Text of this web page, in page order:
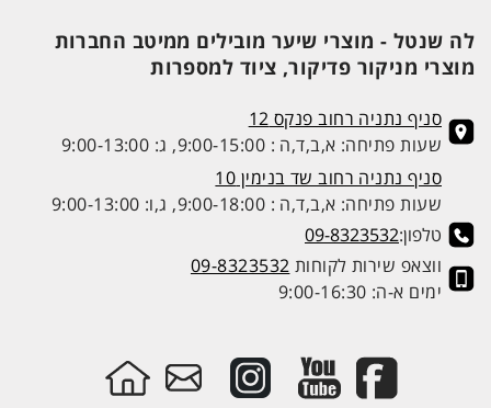
לה שנטל - מוצרי שיער מובילים ממיטב החברות
מוצרי מניקור פדיקור, ציוד למספרות
סניף נתניה רחוב פנקס 12
שעות פתיחה: א,ב,ד,ה : 9:00-15:00, ג: 9:00-13:00
סניף נתניה רחוב שד בנימין 10
שעות פתיחה: א,ב,ד,ה : 9:00-18:00, ג,ו: 9:00-13:00
טלפון:09-8323532
ווצאפ שירות לקוחות 09-8323532
ימים א-ה: 9:00-16:30